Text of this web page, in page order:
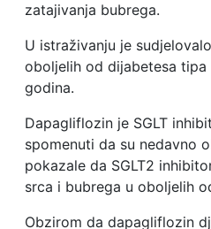
zatajivanja bubrega.
U istraživanju je
oboljelih od dijabetesa
godina.
Dapagliflozin je SGLT
spomenuti da su nedavno
pokazale da SGLT2
srca i bubrega u oboljelih
Obzirom da dapagliflozin